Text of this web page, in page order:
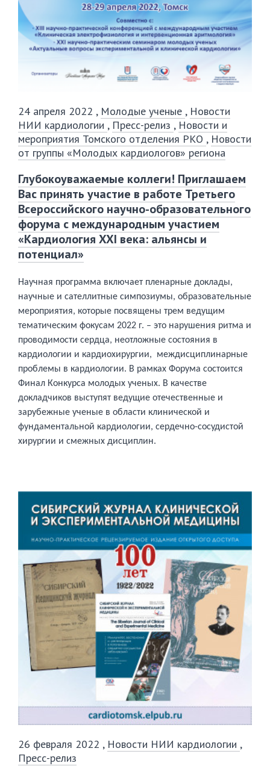
24 апреля 2022 , Молодые ученые , Новости
НИИ кардиологии , Пресс-релиз , Новости и
мероприятия Томского отделения РКО , Новости
от группы «Молодых кардиологов» региона
Глубокоуважаемые коллеги! Приглашаем
Вас принять участие в работе Третьего
Всероссийского научно-образовательного
форума с международным участием
«Кардиология XXI века: альянсы и
потенциал»
Научная программа включает пленарные доклады,
научные и сателлитные симпозиумы, образовательные
мероприятия, которые посвящены трем ведущим
тематическим фокусам 2022 г. – это нарушения ритма и
проводимости сердца, неотложные состояния в
кардиологии и кардиохирургии, междисциплинарные
проблемы в кардиологии. В рамках Форума состоится
Финал Конкурса молодых ученых. В качестве
докладчиков выступят ведущие отечественные и
зарубежные ученые в области клинической и
фундаментальной кардиологии, сердечно-сосудистой
хирургии и смежных дисциплин.
26 февраля 2022 , Новости НИИ кардиологии ,
Пресс-релиз